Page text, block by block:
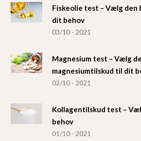
Fiskeolie test – Vælg den
dit behov
03/10 - 2021
Magnesium test – Vælg
magnesiumtilskud til dit
02/10 - 2021
Kollagentilskud test –
behov
01/10 - 2021